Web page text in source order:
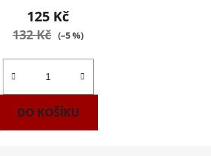
125 Kč
132 Kč (–5 %)
DO KOŠÍKU